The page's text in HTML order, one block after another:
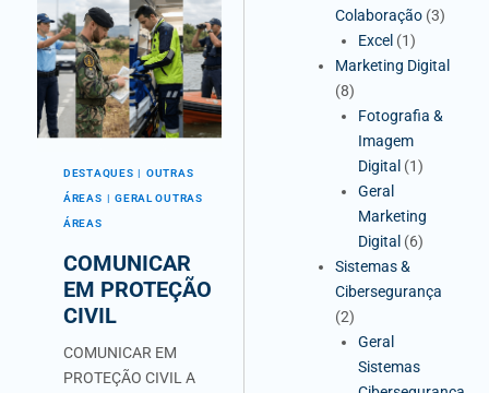
DESTAQUES OUTRAS
ÁREAS GERAL OUTRAS
ÁREAS
COMUNICAR
EM PROTEÇÃO
CIVIL
COMUNICAR EM
PROTEÇÃO CIVIL A
Colaboração (3)
Excel (1)
Marketing Digital
(8)
Fotografia &
Imagem
Digital (1)
Geral
Marketing
Digital (6)
Sistemas &
Cibersegurança
(2)
Geral
Sistemas